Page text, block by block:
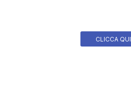
CLICCA QUI